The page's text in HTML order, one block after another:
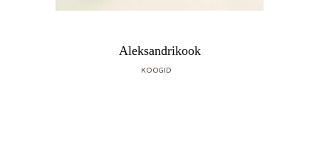
Aleksandrikook
KOOGID